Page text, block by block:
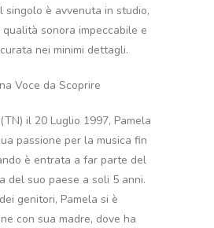
singolo è avvenuta in studio,
sonora impeccabile e
nei minimi dettagli.
Voce da Scoprire
il 20 Luglio 1997, Pamela
passione per la musica fin
è entrata a far parte del
del suo paese a soli 5 anni.
genitori, Pamela si è
con sua madre, dove ha